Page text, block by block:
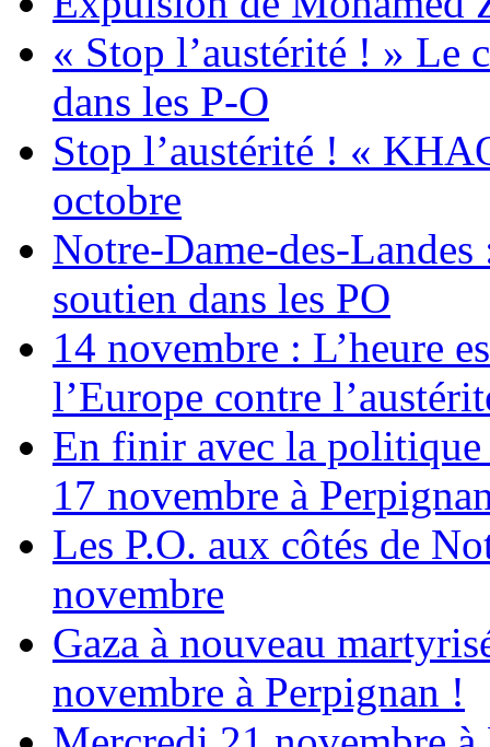
« Stop l’austérité ! » Le
dans les P-O
Stop l’austérité ! «
octobre
Notre-Dame-des-
soutien dans les PO
14 novembre : L’heure
l’Europe contre
En finir avec la politique
17 novembre à
Les P.O. aux côtés de
novembre
Gaza à nouveau
novembre à Perpignan !